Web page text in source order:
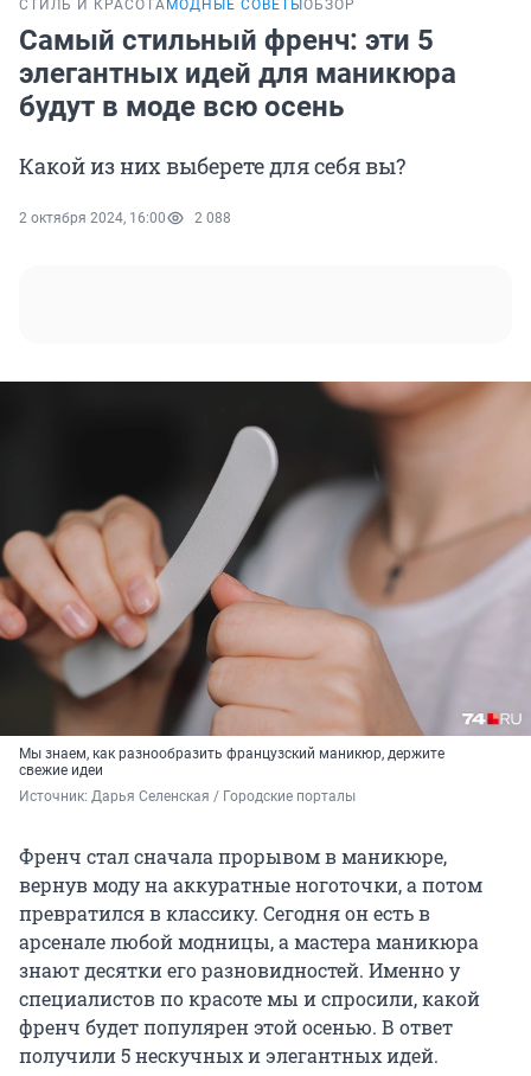
СТИЛЬ И КРАСОТА МОДНЫЕ СОВЕТЫ ОБЗОР
Самый стильный френч: эти 5
элегантных идей для маникюра
будут в моде всю осень
Какой из них выберете для себя вы?
2 октября 2024, 16:00 2 088
Мы знаем, как разнообразить французский маникюр, держите
свежие идеи
Источник: Дарья Селенская / Городские порталы
Френч стал сначала прорывом в маникюре,
вернув моду на аккуратные ноготочки, а потом
превратился в классику. Сегодня он есть в
арсенале любой модницы, а мастера маникюра
знают десятки его разновидностей. Именно у
специалистов по красоте мы и спросили, какой
френч будет популярен этой осенью. В ответ
получили 5 нескучных и элегантных идей.